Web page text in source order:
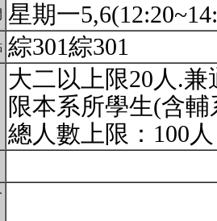
星期一
綜301綜301
大二以上限20人.
限本系所學生(含
總人數上限：100